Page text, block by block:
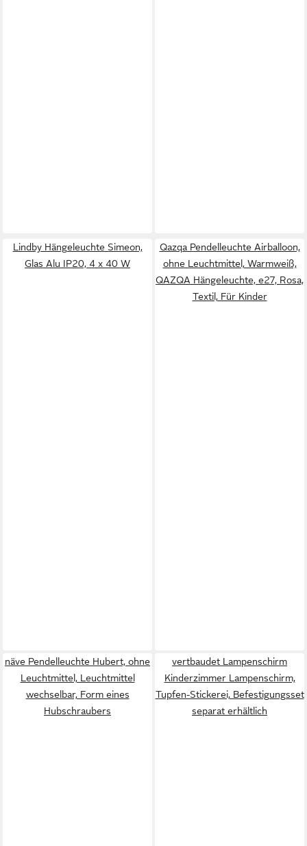
Lindby Hängeleuchte Simeon,
Glas Alu IP20, 4 x 40 W
Qazqa Pendelleuchte Airballoon,
ohne Leuchtmittel, Warmweiß,
QAZQA Hängeleuchte, e27, Rosa,
Textil, Für Kinder
näve Pendelleuchte Hubert, ohne
Leuchtmittel, Leuchtmittel
wechselbar, Form eines
Hubschraubers
vertbaudet Lampenschirm
Kinderzimmer Lampenschirm,
Tupfen-Stickerei, Befestigungsset
separat erhältlich